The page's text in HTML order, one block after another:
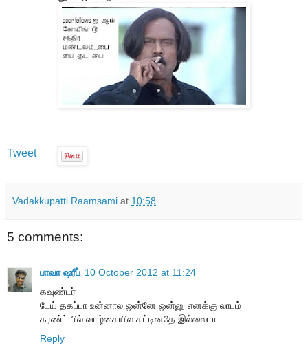
Tweet
Vadakkupatti Raamsami at 10:58
5 comments:
பாவா ஷரீப் 10 October 2012 at 11:24
கவுண்டர்
டேய் தகப்பா உன்னால ஒன்னே ஒன்னு எனக்கு லாபம்
கரண்ட் பில் வாழ்கையில கட்டினதே இல்லைடா
Reply